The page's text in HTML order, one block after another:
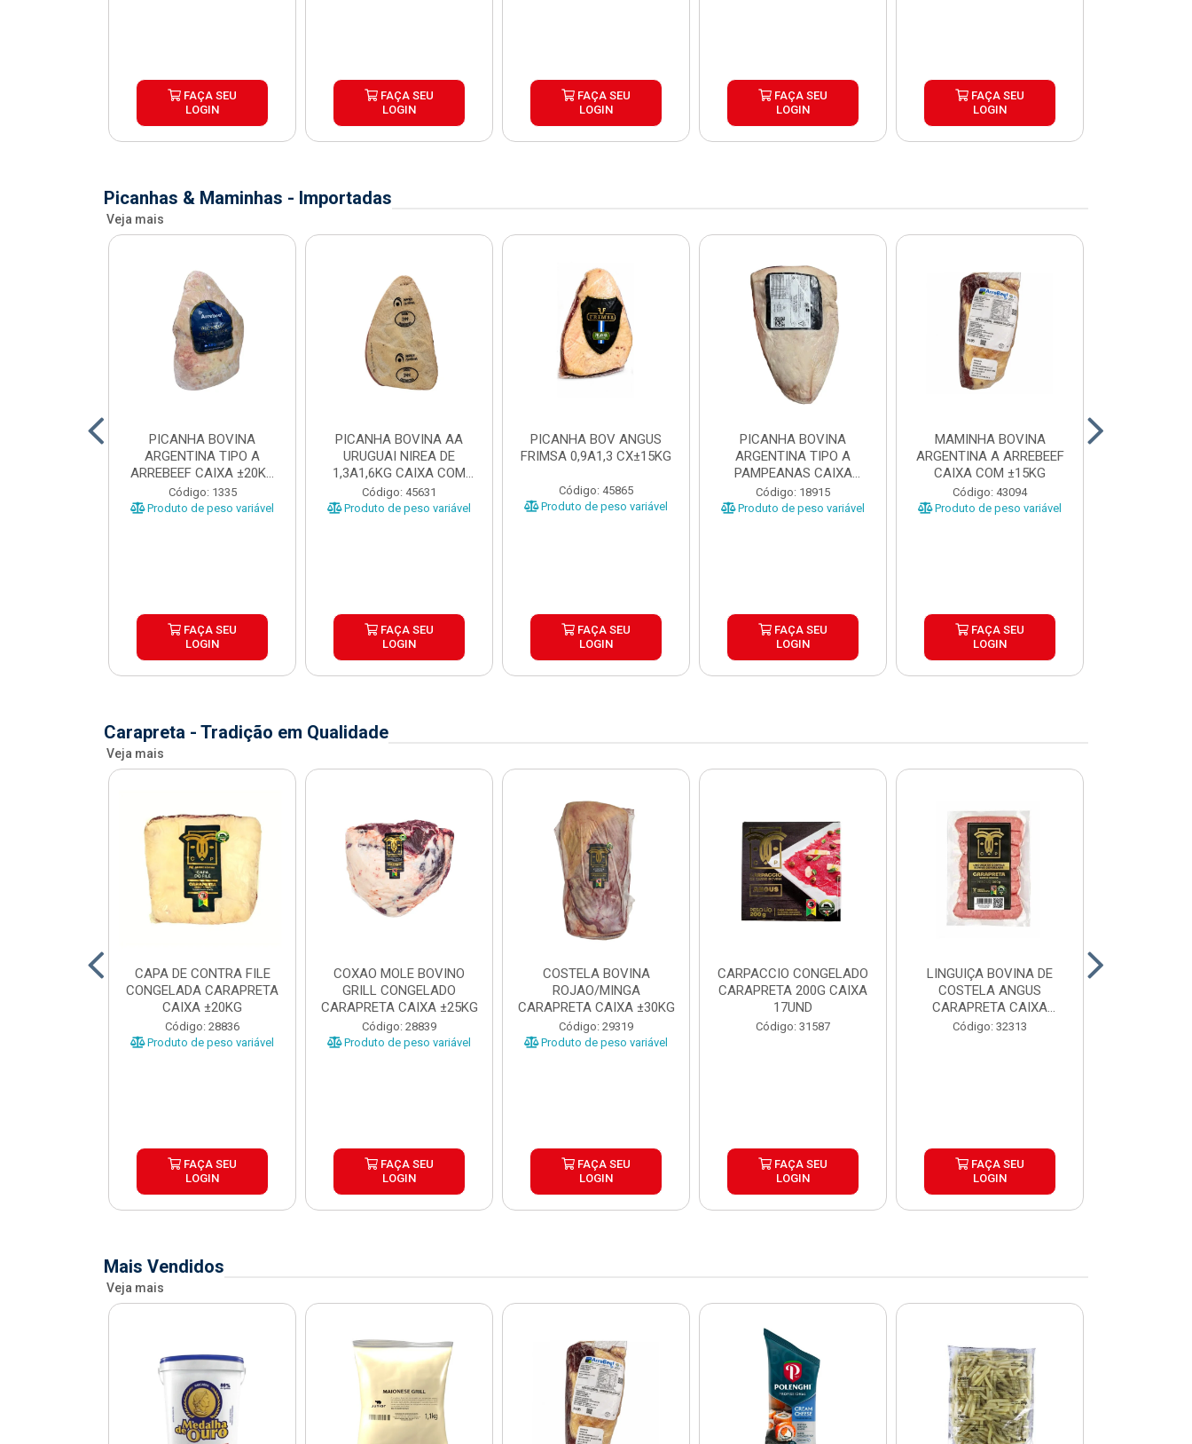
FAÇA SEU
LOGIN
FAÇA SEU
LOGIN
FAÇA SEU
LOGIN
FAÇA SEU
LOGIN
FAÇA SEU
LOGIN
Picanhas & Maminhas - Importadas
Veja mais
PICANHA BOVINA
ARGENTINA TIPO A
ARREBEEF CAIXA ±20KG
PEÇAS 1...
Código: 1335
Produto de peso variável
FAÇA SEU
LOGIN
PICANHA BOVINA AA
URUGUAI NIREA DE
1,3A1,6KG CAIXA COM
±15KG
Código: 45631
Produto de peso variável
FAÇA SEU
LOGIN
PICANHA BOV ANGUS
FRIMSA 0,9A1,3 CX±15KG
Código: 45865
Produto de peso variável
FAÇA SEU
LOGIN
PICANHA BOVINA
ARGENTINA TIPO A
PAMPEANAS CAIXA
±20KG PEÇAS ...
Código: 18915
Produto de peso variável
FAÇA SEU
LOGIN
MAMINHA BOVINA
ARGENTINA A ARREBEEF
CAIXA COM ±15KG
Código: 43094
Produto de peso variável
FAÇA SEU
LOGIN
Carapreta - Tradição em Qualidade
Veja mais
CAPA DE CONTRA FILE
CONGELADA CARAPRETA
CAIXA ±20KG
Código: 28836
Produto de peso variável
FAÇA SEU
LOGIN
COXAO MOLE BOVINO
GRILL CONGELADO
CARAPRETA CAIXA ±25KG
Código: 28839
Produto de peso variável
FAÇA SEU
LOGIN
COSTELA BOVINA
ROJAO/MINGA
CARAPRETA CAIXA ±30KG
Código: 29319
Produto de peso variável
FAÇA SEU
LOGIN
CARPACCIO CONGELADO
CARAPRETA 200G CAIXA
17UND
Código: 31587
FAÇA SEU
LOGIN
LINGUIÇA BOVINA DE
COSTELA ANGUS
CARAPRETA CAIXA
24X300G
Código: 32313
FAÇA SEU
LOGIN
Mais Vendidos
Veja mais